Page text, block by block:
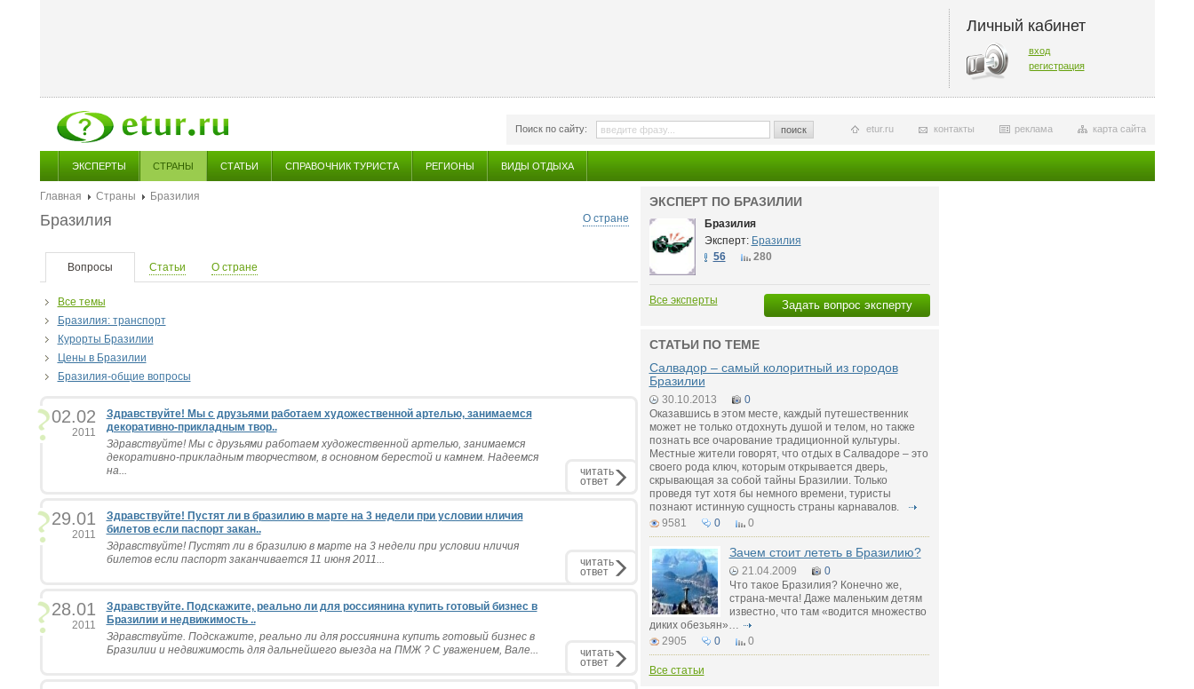
Личный кабинет
вход
регистрация
Поиск по сайту: поиск карта сайта
реклама
контакты
etur.ru
ЭКСПЕРТЫ СТРАНЫ СТАТЬИ СПРАВОЧНИК ТУРИСТА РЕГИОНЫ ВИДЫ ОТДЫХА
Главная Страны
Бразилия
О стране
Бразилия
Вопросы Статьи О стране
Все темы
Бразилия: транспорт
Курорты Бразилии
Цены в Бразилии
Бразилия-общие вопросы
02.02
2011
Здравствуйте! Мы с друзьями работаем художественной артелью, занимаемся
декоративно-прикладным твор..
Здравствуйте! Мы с друзьями работаем художественной артелью, занимаемся
декоративно-прикладным творчеством, в основном берестой и камнем. Надеемся
на...
читать
ответ
29.01
2011
Здравствуйте! Пустят ли в бразилию в марте на 3 недели при условии нличия
билетов если паспорт закан..
Здравствуйте! Пустят ли в бразилию в марте на 3 недели при условии нличия
билетов если паспорт заканчивается 11 июня 2011...
читать
ответ
28.01
2011
Здравствуйте. Подскажите, реально ли для россиянина купить готовый бизнес в
Бразилии и недвижимость ..
Здравствуйте. Подскажите, реально ли для россиянина купить готовый бизнес в
Бразилии и недвижимость для дальнейшего выезда на ПМЖ ? С уважением, Вале...
читать
ответ
ЭКСПЕРТ ПО БРАЗИЛИИ
Бразилия
Эксперт: Бразилия
56
280
Задать вопрос эксперту
Все эксперты
СТАТЬИ ПО ТЕМЕ
Салвадор – самый колоритный из городов
Бразилии
30.10.2013
0
Оказавшись в этом месте, каждый путешественник
может не только отдохнуть душой и телом, но также
познать все очарование традиционной культуры.
Местные жители говорят, что отдых в Салвадоре – это
своего рода ключ, которым открывается дверь,
скрывающая за собой тайны Бразилии. Только
проведя тут хотя бы немного времени, туристы
познают истинную сущность страны карнавалов.
9581
0 0
Зачем стоит лететь в Бразилию?
21.04.2009
0
Что такое Бразилия? Конечно же,
страна-мечта! Даже маленьким детям
известно, что там «водится множество
диких обезьян»…
2905
0 0
Все статьи